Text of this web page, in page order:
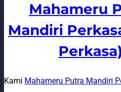
Mahameru
Mandiri
Perkasa)
Kami Mahameru Putra Mandiri